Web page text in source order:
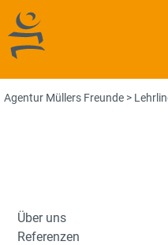
Agentur Müllers
Agentur Müllers Freunde >
Über uns
Referenzen